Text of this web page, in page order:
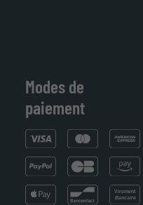
Modes de
paiement